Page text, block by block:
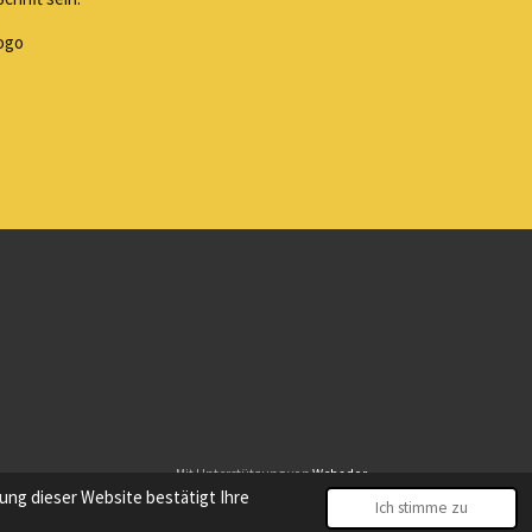
dieser Website bestätigt Ihre
Ich stimme zu
Mit Unterstützung von Webador